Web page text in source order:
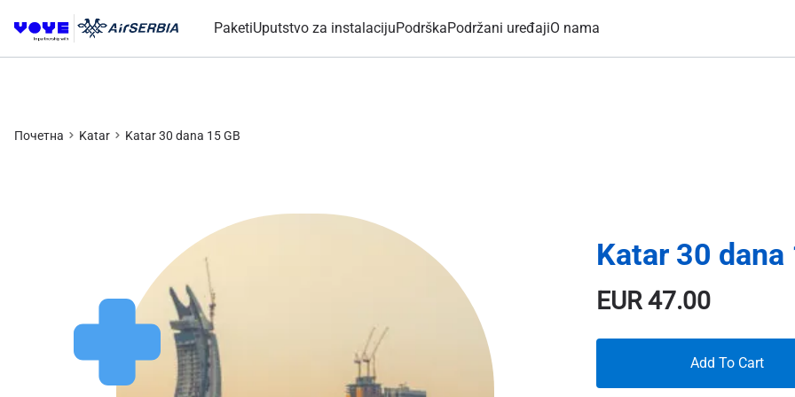
PaketiUputstvo za instalacijuPodrškaPodržani uređajiO nama
Почетна Katar Katar 30 dana 15 GB
Katar 30 dana
EUR47.00
Add To Cart